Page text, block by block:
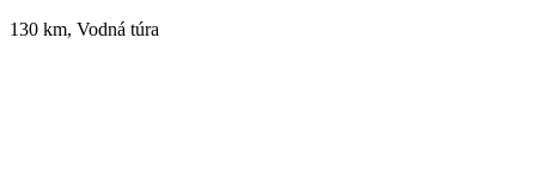
130 km, Vodná túra